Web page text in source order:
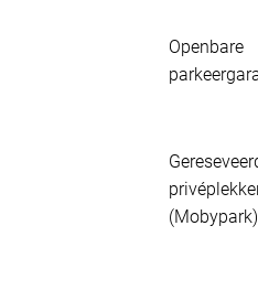
Openbare
(Mobypark)